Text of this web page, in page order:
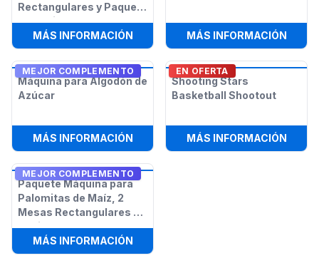
Rectangulares y Paquete
de 12 Sillas
MÁS INFORMACIÓN: MÁQUINA DE NIEVE EN CONO, 2
MÁS INFORMACIÓN:
MEJOR COMPLEMENTO
Máquina para Algodón de
Azúcar
MÁS INFORMACIÓN: MÁQUINA PARA ALGODÓN DE
EN OFERTA
Shooting Stars
Basketball Shootout
MÁS INFORMACIÓN:
MEJOR COMPLEMENTO
Paquete Máquina para
Palomitas de Maíz, 2
Mesas Rectangulares y
12 Sillas
MÁS INFORMACIÓN: